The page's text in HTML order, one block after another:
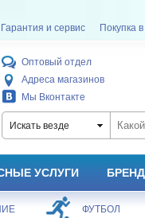
Гарантия и сервис Покупка
Оптовый отдел
Адреса магазинов
Мы Вконтакте
Искать везде
УСЛУГИ
БАСКЕТБОЛ